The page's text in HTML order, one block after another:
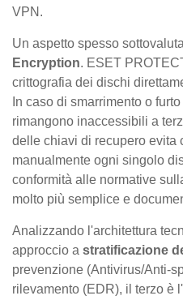
VPN.
Un aspetto spesso
Encryption. ESET
crittografia dei dischi
In caso di smarrimento o
rimangono inaccessibili a
delle chiavi di recupero evita
manualmente ogni singolo
conformità alle normative
molto più semplice e
Analizzando l'architettura
approccio a stratificazione
prevenzione (Antivirus/Anti-
rilevamento (EDR), il terzo è